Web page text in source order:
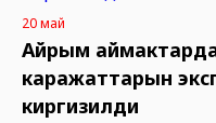
20 май
Айрым
каражаттарын
киргизилди